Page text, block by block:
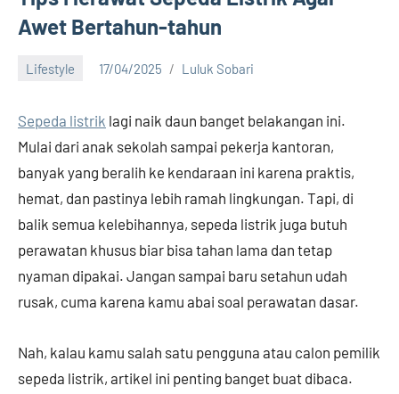
Awet Bertahun-tahun
Lifestyle 17/04/2025 Luluk Sobari
Sepeda listrik lagi naik daun banget belakangan ini.
Mulai dari anak sekolah sampai pekerja kantoran,
banyak yang beralih ke kendaraan ini karena praktis,
hemat, dan pastinya lebih ramah lingkungan. Tapi, di
balik semua kelebihannya, sepeda listrik juga butuh
perawatan khusus biar bisa tahan lama dan tetap
nyaman dipakai. Jangan sampai baru setahun udah
rusak, cuma karena kamu abai soal perawatan dasar.
Nah, kalau kamu salah satu pengguna atau calon pemilik
sepeda listrik, artikel ini penting banget buat dibaca.